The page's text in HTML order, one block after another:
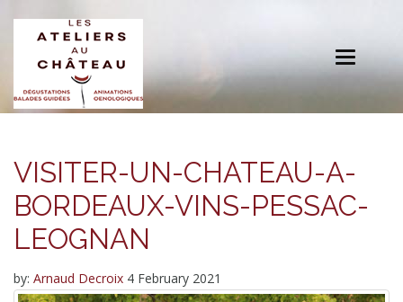
Toggle
VISITER-UN-CHATEAU-A-
BORDEAUX-VINS-PESSAC-
LEOGNAN
by: Arnaud Decroix 4 February 2021